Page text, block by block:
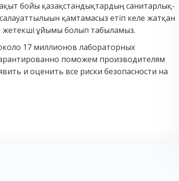
бойы қазақстандықтардың санитарлық-
қамтамасыз етіп келе жатқан
жетекші ұйымы болып табыламыз.
17 миллионов лабораторных
поможем производителям
и оценить все риски безопасности на